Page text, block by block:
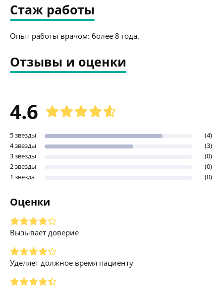
Стаж работы
Опыт работы врачом: более 8 года.
Отзывы и оценки
4.6
5 звезды
(4)
4 звезды
(3)
3 звезды
(0)
2 звезды
(0)
1 звезда
(0)
Оценки
Вызывает доверие
Уделяет должное время пациенту